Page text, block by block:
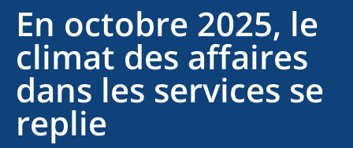
En octobre 2025, le
climat des affaires
dans les services se
replie